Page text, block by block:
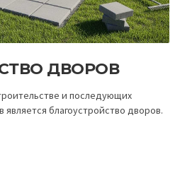
ДВОРОВ
и последующих
благоустройство дворов.